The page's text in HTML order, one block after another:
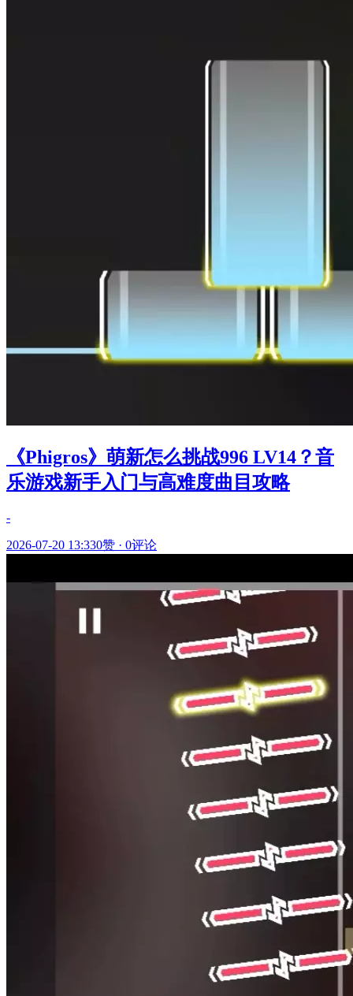
《Phigros》萌新怎么挑战996 LV14？音
乐游戏新手入门与高难度曲目攻略
-
2026-07-20 13:330赞 · 0评论